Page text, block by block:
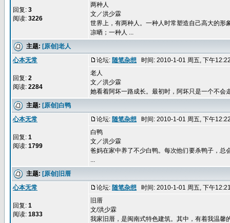
回复: 3
阅读: 3226
两种人
文／洪少霖
世界上，有两种人。一种人时常塑造自己高大的
凉晒；一种人 ...
主题: [原创]老人
心本无常
回复: 2
阅读: 2284
论坛: 随笔杂想 时间: 2010-1-01 周五, 下午
老人
文／洪少霖
她看着阿坏一路成长。最初时，阿坏只是一个不会
主题: [原创]白鸭
心本无常
回复: 1
阅读: 1799
论坛: 随笔杂想 时间: 2010-1-01 周五, 下午
白鸭
文／洪少霖
爸妈在家中养了不少白鸭。每次他们要杀鸭子，
...
主题: [原创]旧厝
心本无常
回复: 1
阅读: 1833
论坛: 随笔杂想 时间: 2010-1-01 周五, 下午
旧厝
文/洪少霖
我家旧厝，是闽南式特色建筑。其中，有着我温